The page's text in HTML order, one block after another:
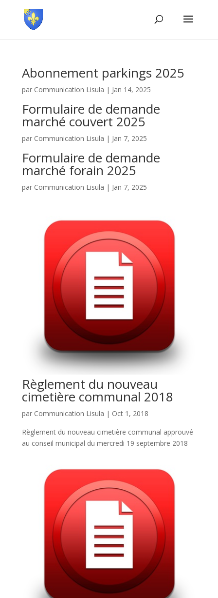
Abonnement parkings 2025
par Communication Lisula | Jan 14, 2025
Formulaire de demande
marché couvert 2025
par Communication Lisula | Jan 7, 2025
Formulaire de demande
marché forain 2025
par Communication Lisula | Jan 7, 2025
Règlement du nouveau
cimetière communal 2018
par Communication Lisula | Oct 1, 2018
Règlement du nouveau cimetière communal approuvé
au conseil municipal du mercredi 19 septembre 2018